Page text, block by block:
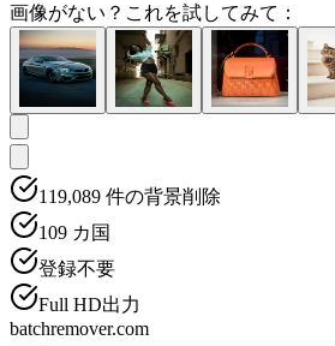
画像がない？ これを試してみて：
119,089 件の背景削除
109 カ国
登録不要
Full HD出力
batchremover.com